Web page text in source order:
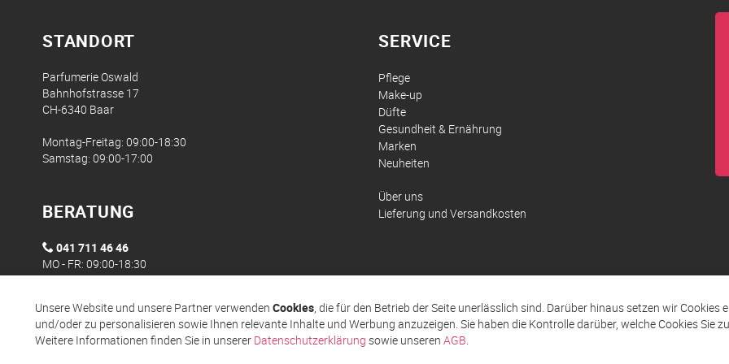
STANDORT
Parfumerie Oswald
Bahnhofstrasse 17
CH-6340 Baar
Montag-Freitag: 09:00-18:30
Samstag: 09:00-17:00
BERATUNG
041 711 46 46
MO - FR: 09:00-18:30
SERVICE
Pflege
Make-up
Düfte
Gesundheit & Ernährung
Marken
Neuheiten
Über uns
Lieferung und Versandkosten
Unsere Website und unsere Partner verwendenCookies, die für den Betrieb der Seite unerlässlich sind. Darüber hinaus setzen wir Cookies
und/oder zu personalisieren sowie Ihnen relevante Inhalte und Werbung anzuzeigen. Sie haben die Kontrolle darüber, welche Cookies Sie
Weitere Informationen finden Sie in unserer Datenschutzerklärung sowie unserenAGB.